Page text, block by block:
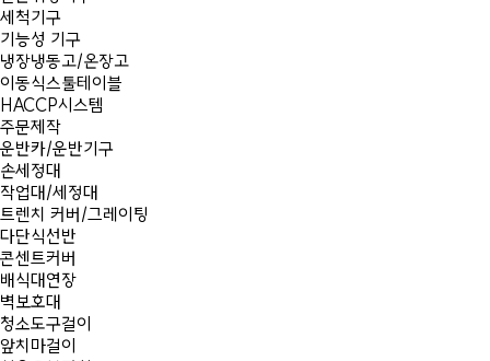
세척기구
기능성 기구
냉장냉동고/온장고
이동식스툴테이블
HACCP시스템
주문제작
운반카/운반기구
손세정대
작업대/세정대
트렌치 커버/그레이팅
다단식선반
콘센트커버
배식대연장
벽보호대
청소도구걸이
앞치마걸이